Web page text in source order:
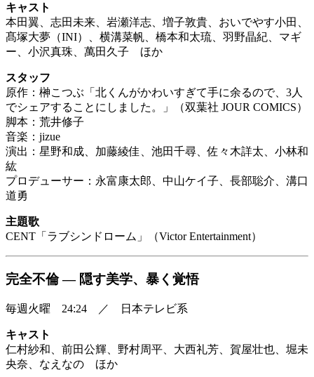
キャスト
本田翼、志田未来、岩瀬洋志、増子敦貴、おいでやす小田、
髙塚大夢（INI）、横溝菜帆、橋本和太琉、羽野晶紀、マギ
ー、小沢真珠、萬田久子 ほか
スタッフ
原作：榊こつぶ「北くんがかわいすぎて手に余るので、3人
でシェアすることにしました。」（双葉社 JOUR COMICS）
脚本：荒井修子
音楽：jizue
演出：星野和成、加藤綾佳、池田千尋、佐々木詳太、小林和
紘
プロデューサー：永富康太郎、中山ケイ子、長部聡介、溝口
道勇
主題歌
CENT「ラブシンドローム」（Victor Entertainment）
完全不倫 ― 隠す美学、暴く覚悟
毎週火曜 24:24 ／ 日本テレビ系
キャスト
仁村紗和、前田公輝、野村周平、大西礼芳、賀屋壮也、堀未
央奈、なえなの ほか